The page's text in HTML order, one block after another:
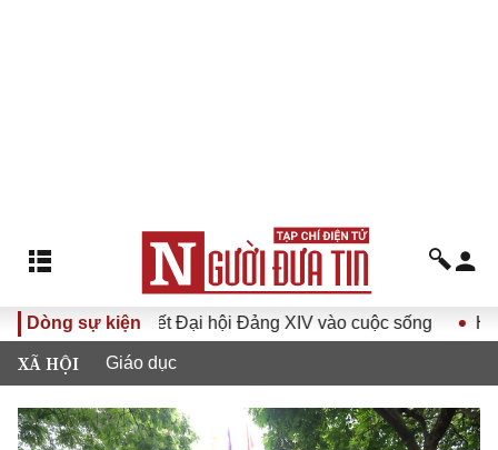
Dòng sự kiện
quyết Đại hội Đảng XIV vào cuộc sống Hướng tới Đại
XÃ HỘI Giáo dục